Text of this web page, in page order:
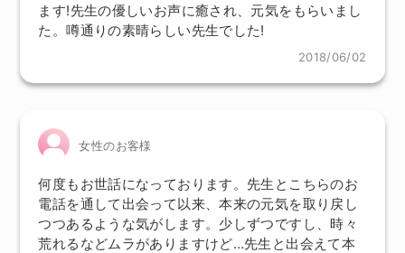
ます!先生の優しいお声に癒され、元気をもらいまし
た。噂通りの素晴らしい先生でした!
2018/06/02
女性のお客様
何度もお世話になっております。先生とこちらのお
電話を通して出会って以来、本来の元気を取り戻し
つつあるような気がします。少しずつですし、時々
荒れるなどムラがありますけど…先生と出会えて本